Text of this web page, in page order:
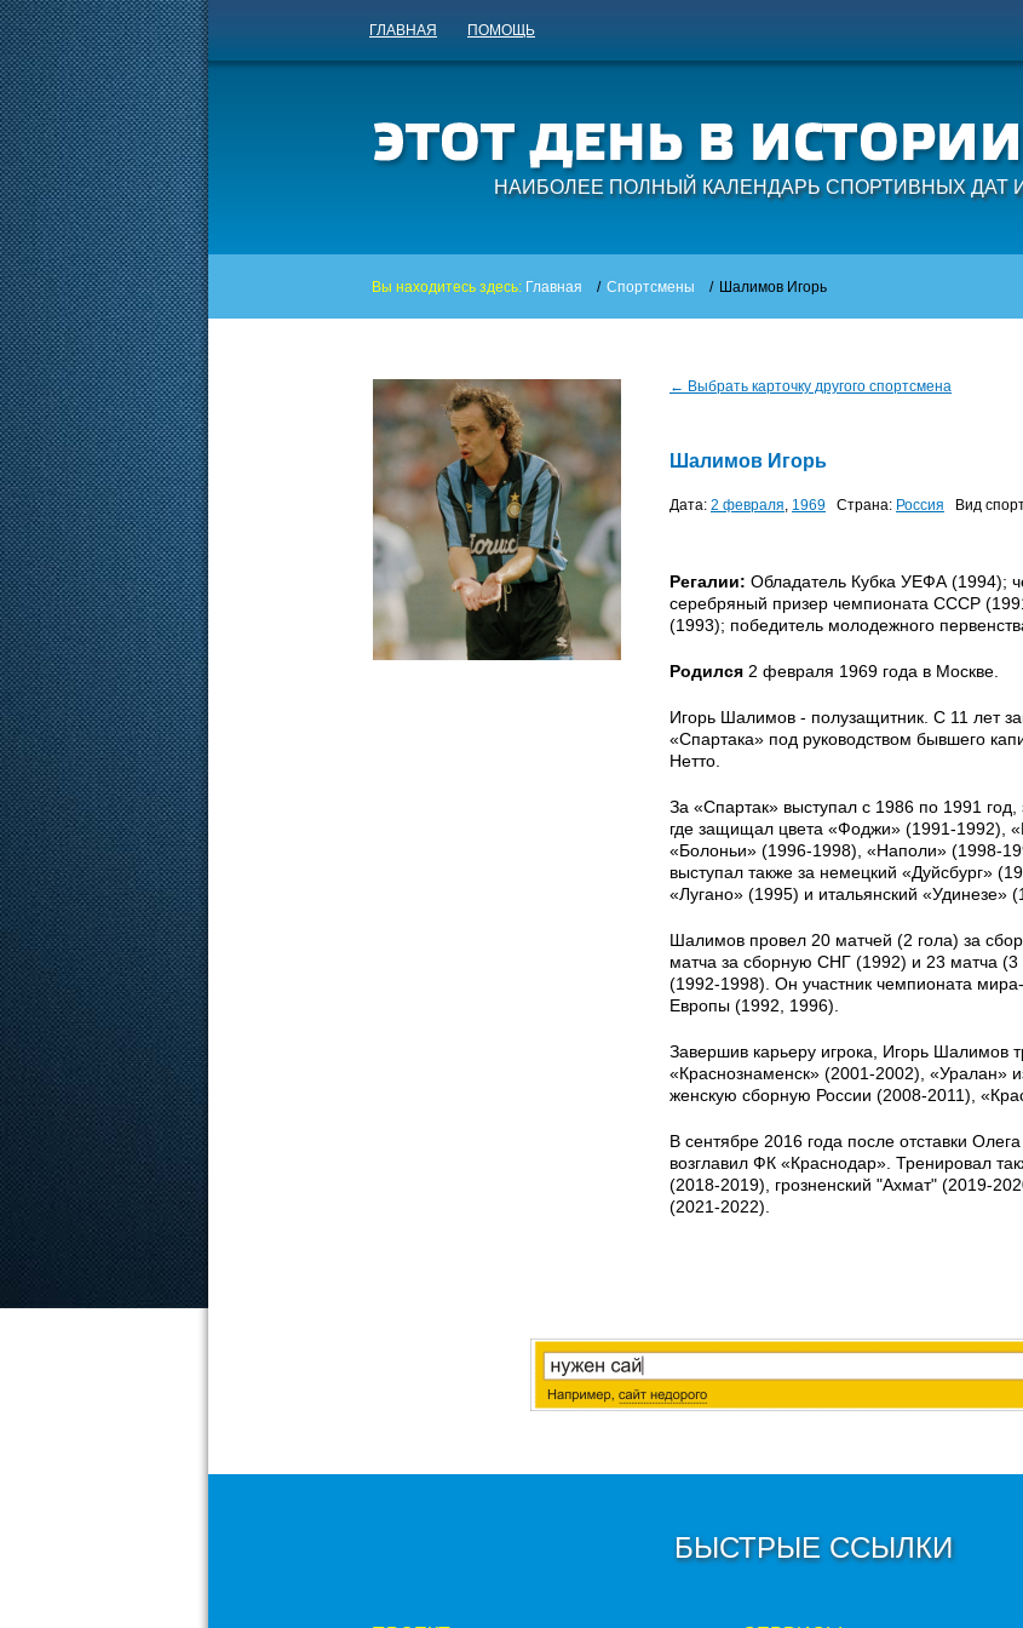
ГЛАВНАЯ ПОМОЩЬ
НАИБОЛЕЕ ПОЛНЫЙ КАЛЕНДАРЬ СПОРТИВНЫХ ДАТ
Вы находитесь здесь: Главная / Спортсмены / Шалимов Игорь
← Выбрать карточку другого спортсмена
Шалимов Игорь
Дата: 2 февраля, 1969 Страна: Россия Вид
Регалии: Обладатель Кубка УЕФА (1994);
серебряный призер чемпионата СССР
(1993); победитель молодежного
Родился 2 февраля 1969 года в Москве.
Игорь Шалимов - полузащитник. С 11 лет
«Спартака» под руководством бывшего
Нетто.
За «Спартак» выступал с 1986 по 1991
где защищал цвета «Фоджи» (1991-1992),
«Болоньи» (1996-1998), «Наполи» (1998-
выступал также за немецкий «Дуйсбург»
«Лугано» (1995) и итальянский «Удинезе»
Шалимов провел 20 матчей (2 гола) за
матча за сборную СНГ (1992) и 23 матча (3
(1992-1998). Он участник чемпионата
Европы (1992, 1996).
Завершив карьеру игрока, Игорь Шалимов
«Краснознаменск» (2001-2002), «Уралан»
женскую сборную России (2008-2011),
В сентябре 2016 года после отставки
возглавил ФК «Краснодар». Тренировал
(2018-2019), грозненский "Ахмат" (2019-
(2021-2022).
БЫСТРЫЕ ССЫЛКИ